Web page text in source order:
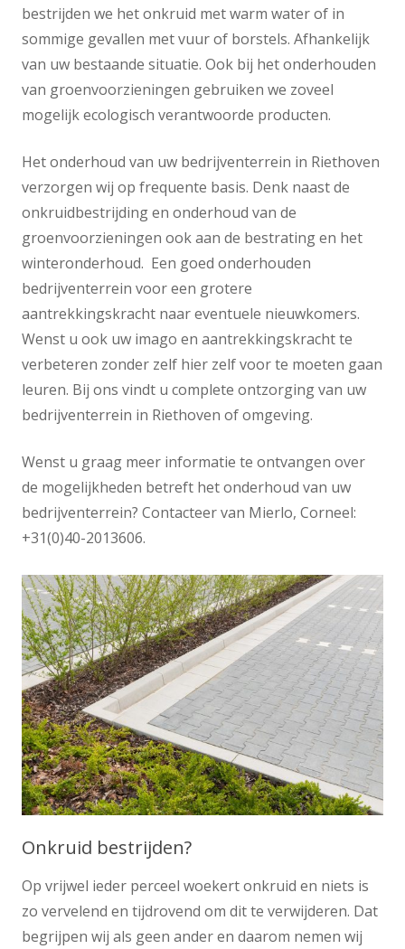
bestrijden we het onkruid met warm water of in
sommige gevallen met vuur of borstels. Afhankelijk
van uw bestaande situatie. Ook bij het onderhouden
van groenvoorzieningen gebruiken we zoveel
mogelijk ecologisch verantwoorde producten.
Het onderhoud van uw bedrijventerrein in Riethoven
verzorgen wij op frequente basis. Denk naast de
onkruidbestrijding en onderhoud van de
groenvoorzieningen ook aan de bestrating en het
winteronderhoud. Een goed onderhouden
bedrijventerrein voor een grotere
aantrekkingskracht naar eventuele nieuwkomers.
Wenst u ook uw imago en aantrekkingskracht te
verbeteren zonder zelf hier zelf voor te moeten gaan
leuren. Bij ons vindt u complete ontzorging van uw
bedrijventerrein in Riethoven of omgeving.
Wenst u graag meer informatie te ontvangen over
de mogelijkheden betreft het onderhoud van uw
bedrijventerrein? Contacteer van Mierlo, Corneel:
+31(0)40-2013606.
Onkruid bestrijden?
Op vrijwel ieder perceel woekert onkruid en niets is
zo vervelend en tijdrovend om dit te verwijderen. Dat
begrijpen wij als geen ander en daarom nemen wij